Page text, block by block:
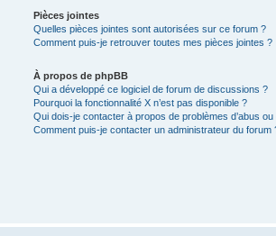
Pièces jointes
Quelles pièces jointes sont autorisées sur ce forum ?
Comment puis-je retrouver toutes mes pièces jointes ?
À propos de phpBB
Qui a développé ce logiciel de forum de discussions ?
Pourquoi la fonctionnalité X n’est pas disponible ?
Qui dois-je contacter à propos de problèmes d’abus
Comment puis-je contacter un administrateur du forum